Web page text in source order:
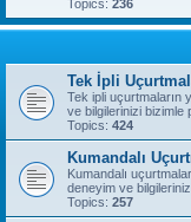
Topics: 236
Tek İpli
Tek ipli uçurtmaların
ve bilgilerinizi bizimle
Topics: 424
Kumandalı
Kumandalı
deneyim ve
Topics: 257